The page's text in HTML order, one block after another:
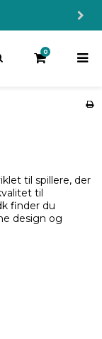
0
til spillere, der
til
finder du
design og